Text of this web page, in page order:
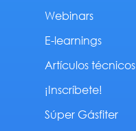
Webinars
E-learnings
Artículos técnicos
¡Inscríbete!
Súper Gásfiter